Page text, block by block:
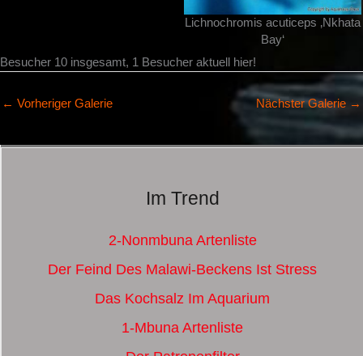
Lichnochromis acuticeps ‚Nkhata
Bay‘
Besucher 10 insgesamt, 1 Besucher aktuell hier!
← Vorheriger Galerie Nächster Galerie →
Im Trend
2-Nonmbuna Artenliste
Der Feind Des Malawi-Beckens Ist Stress
Das Kochsalz Im Aquarium
1-Mbuna Artenliste